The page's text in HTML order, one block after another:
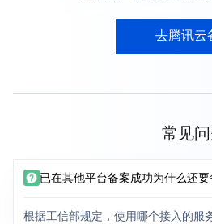
去腾讯云
常见
已在其他平台备案成功为什么还要
根据工信部规定，使用哪个接入的服